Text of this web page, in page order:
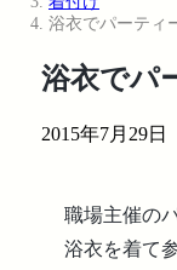
浴衣でパーティ
浴衣でパ
2015年7月29日
職場主催の
浴衣を着て